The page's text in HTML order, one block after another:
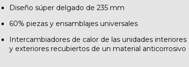
Diseño súper delgado de 235 mm
60% piezas y ensamblajes universales
Intercambiadores de calor de las unidades interiores
y exteriores recubiertos de un material anticorrosivo